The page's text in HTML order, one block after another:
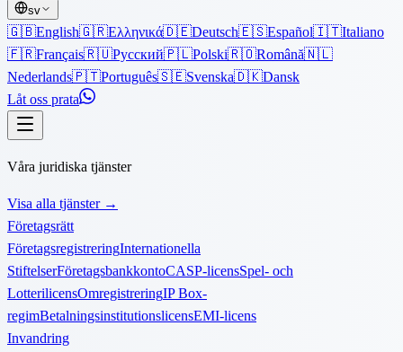
sv
🇬🇧English🇬🇷Ελληνικά🇩🇪Deutsch🇪🇸Español🇮🇹Italiano
🇫🇷Français🇷🇺Русский🇵🇱Polski🇷🇴Română🇳🇱
Nederlands🇵🇹Português🇸🇪Svenska🇩🇰Dansk
Låt oss prata
Våra juridiska tjänster
Visa alla tjänster→
Företagsrätt
FöretagsregistreringInternationella
StiftelserFöretagsbankkontoCASP-licensSpel- och
LotterilicensOmregistreringIP Box-
regimBetalningsinstitutionslicensEMI-licens
Invandring